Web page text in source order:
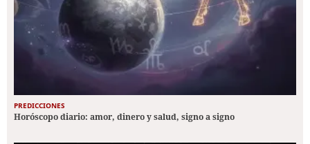
PREDICCIONES
Horóscopo diario: amor, dinero y salud, signo a signo